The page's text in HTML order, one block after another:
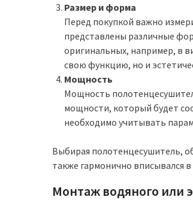
Размер и форма
Перед покупкой важно
представлены различные
оригинальных, например, в
свою функцию, но и
Мощность
Мощность
мощности, который будет
необходимо учитывать
Выбирая полотенцесушитель,
также гармонично вписывался
Монтаж водяного или